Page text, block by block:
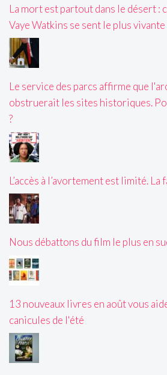
La mort est partout dans le désert :
Vaye Watkins se sent le plus vivante
Le service des parcs affirme que
obstruerait les sites historiques.
?
L’accès à l’avortement est limité.
Nous débattons du film le plus en
13 nouveaux livres en août vous
canicules de l'été